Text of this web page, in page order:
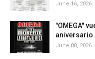
June 16, 2026
"OMEGA"
aniversario
June 08, 2026